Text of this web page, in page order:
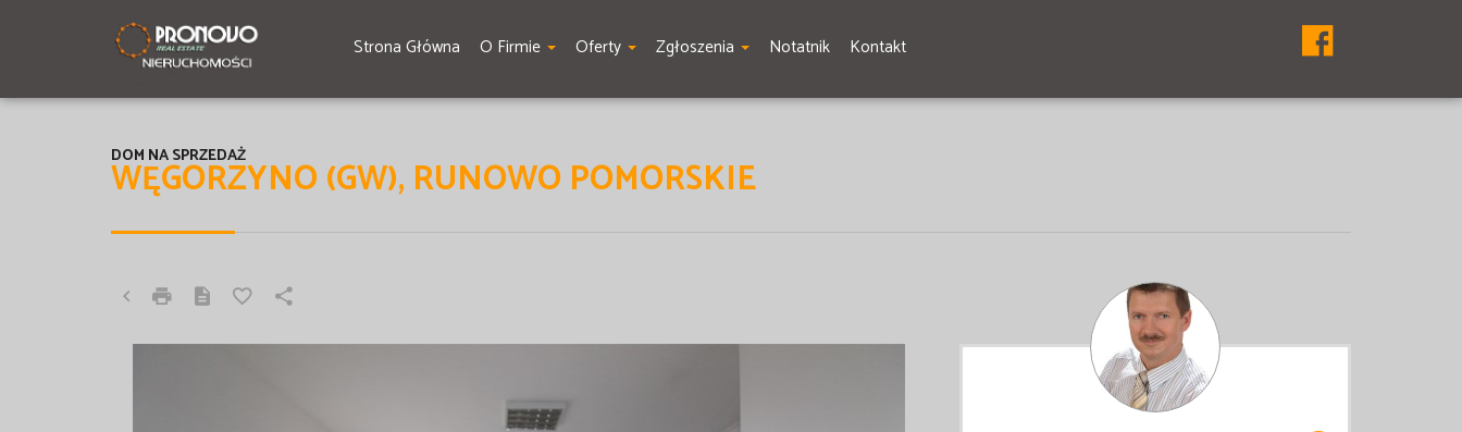
Strona Główna O Firmie Oferty Zgłoszenia Notatnik Kontakt
WĘGORZYNO (GW), RUNOWO POMORSKIE
DOM NA SPRZEDAŻ